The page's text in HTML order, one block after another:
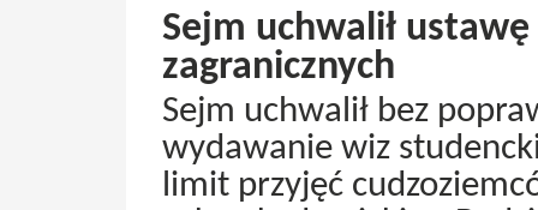
Sejm uchwalił
zagranicznych
Sejm uchwalił bez
wydawanie wiz
limit przyjęć